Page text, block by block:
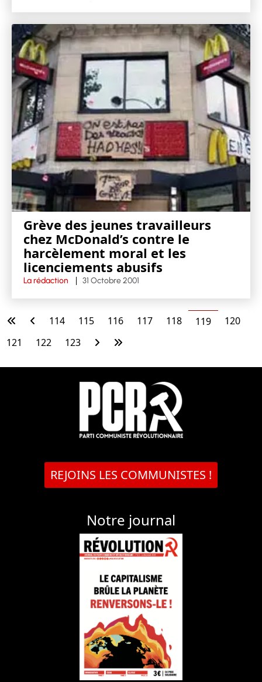
Grève des jeunes travailleurs
chez McDonald’s contre le
harcèlement moral et les
licenciements abusifs
La rédaction 31 Octobre 2001
114 115 116 117 118 119
120
121
122 123
REJOINS LES COMMUNISTES !
Notre journal